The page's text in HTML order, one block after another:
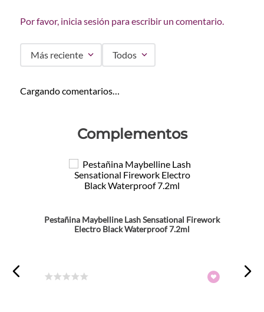
Por favor, inicia sesión para escribir un comentario.
Más reciente Todos
Cargando comentarios…
Complementos
Pestañina Maybelline Lash Sensational Firework
Electro Black Waterproof 7.2ml